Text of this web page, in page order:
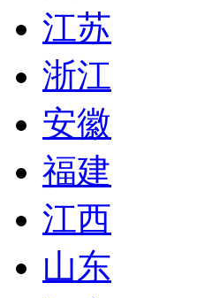
江苏
浙江
安徽
福建
江西
山东